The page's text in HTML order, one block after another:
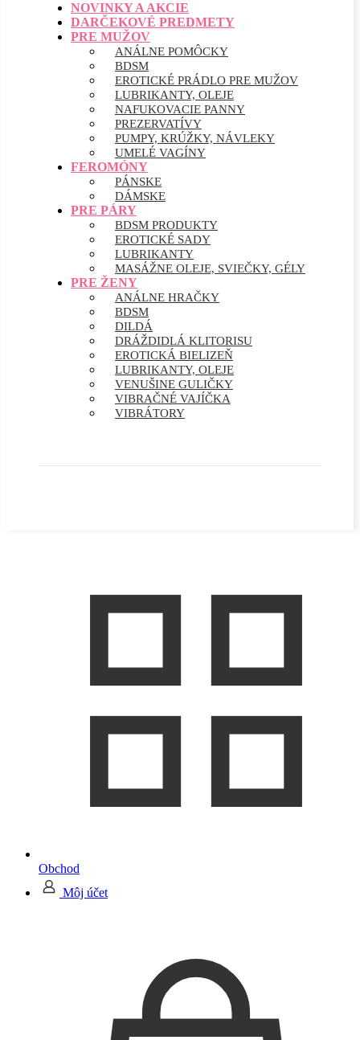
NOVINKY A AKCIE
DARČEKOVÉ PREDMETY
PRE MUŽOV
ANÁLNE POMÔCKY
BDSM
EROTICKÉ PRÁDLO PRE MUŽOV
LUBRIKANTY, OLEJE
NAFUKOVACIE PANNY
PREZERVATÍVY
PUMPY, KRÚŽKY, NÁVLEKY
UMELÉ VAGÍNY
FEROMÓNY
PÁNSKE
DÁMSKE
PRE PÁRY
BDSM PRODUKTY
EROTICKÉ SADY
LUBRIKANTY
MASÁŽNE OLEJE, SVIEČKY, GÉLY
PRE ŽENY
ANÁLNE HRAČKY
BDSM
DILDÁ
DRÁŽDIDLÁ KLITORISU
EROTICKÁ BIELIZEŇ
LUBRIKANTY, OLEJE
VENUŠINE GULIČKY
VIBRAČNÉ VAJÍČKA
VIBRÁTORY
Obchod
Môj účet